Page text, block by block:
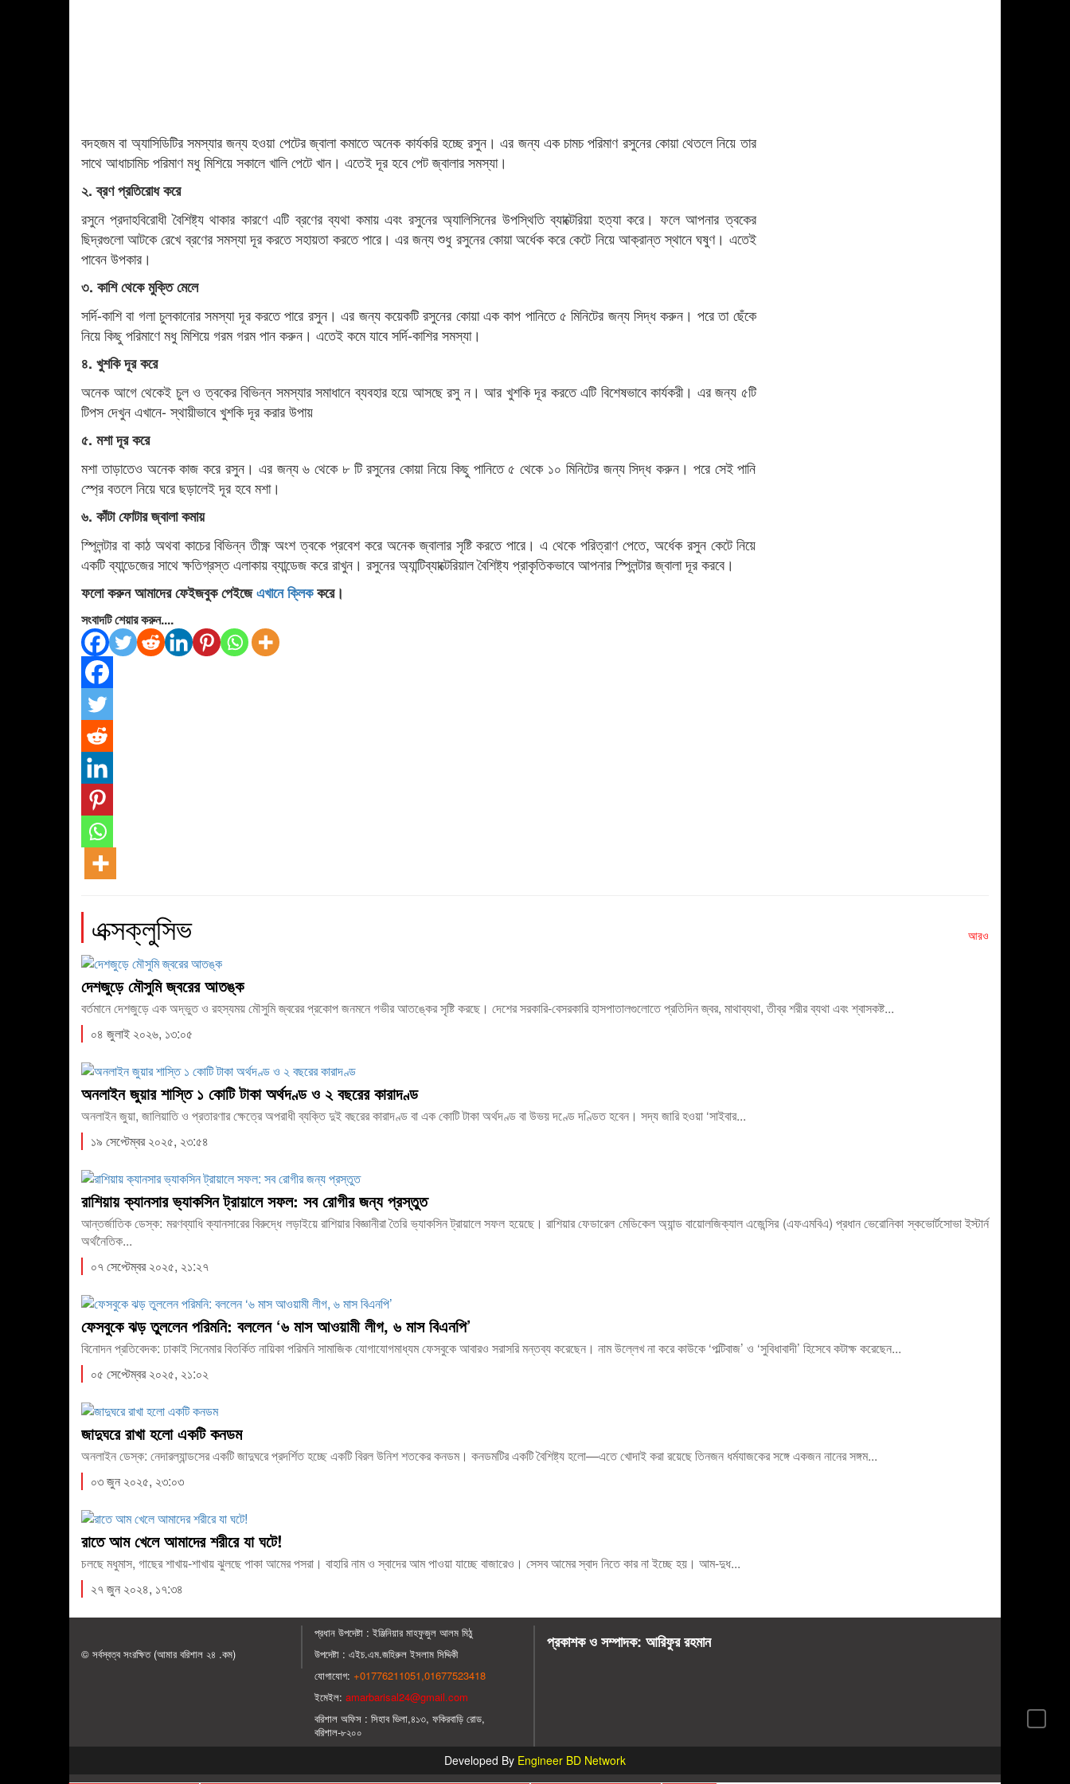
বদহজম বা অ্যাসিডিটির সমস্যার জন্য হওয়া পেটের জ্বালা কমাতে অনেক কার্যকরি হচ্ছে রসুন। এর জন্য এক চামচ পরিমাণ রসুনের কোয়া থেতলে নিয়ে তার
সাথে আধাচামিচ পরিমাণ মধু মিশিয়ে সকালে খালি পেটে খান। এতেই দূর হবে পেট জ্বালার সমস্যা।
২. ব্রণ প্রতিরোধ করে
রসুনে প্রদাহবিরোধী বৈশিষ্ট্য থাকার কারণে এটি ব্রণের ব্যথা কমায় এবং রসুনের অ্যালিসিনের উপস্থিতি ব্যাক্টেরিয়া হত্যা করে। ফলে আপনার ত্বকের
ছিদ্রগুলো আটকে রেখে ব্রণের সমস্যা দূর করতে সহায়তা করতে পারে। এর জন্য শুধু রসুনের কোয়া অর্ধেক করে কেটে নিয়ে আক্রান্ত স্থানে ঘষুণ। এতেই
পাবেন উপকার।
৩. কাশি থেকে মুক্তি মেলে
সর্দি-কাশি বা গলা চুলকানোর সমস্যা দূর করতে পারে রসুন। এর জন্য কয়েকটি রসুনের কোয়া এক কাপ পানিতে ৫ মিনিটের জন্য সিদ্ধ করুন। পরে তা ছেঁকে
নিয়ে কিছু পরিমাণে মধু মিশিয়ে গরম গরম পান করুন। এতেই কমে যাবে সর্দি-কাশির সমস্যা।
৪. খুশকি দূর করে
অনেক আগে থেকেই চুল ও ত্বকের বিভিন্ন সমস্যার সমাধানে ব্যবহার হয়ে আসছে রসু ন। আর খুশকি দূর করতে এটি বিশেষভাবে কার্যকরী। এর জন্য ৫টি
টিপস দেখুন এখানে- স্থায়ীভাবে খুশকি দূর করার উপায়
৫. মশা দূর করে
মশা তাড়াতেও অনেক কাজ করে রসুন। এর জন্য ৬ থেকে ৮ টি রসুনের কোয়া নিয়ে কিছু পানিতে ৫ থেকে ১০ মিনিটের জন্য সিদ্ধ করুন। পরে সেই পানি
স্প্রে বতলে নিয়ে ঘরে ছড়ালেই দূর হবে মশা।
৬. কাঁটা ফোটার জ্বালা কমায়
স্প্লিন্টার বা কাঠ অথবা কাচের বিভিন্ন তীক্ষ্ণ অংশ ত্বকে প্রবেশ করে অনেক জ্বালার সৃষ্টি করতে পারে। এ থেকে পরিত্রাণ পেতে, অর্ধেক রসুন কেটে নিয়ে
একটি ব্যান্ডেজের সাথে ক্ষতিগ্রস্ত এলাকায় ব্যান্ডেজ করে রাখুন। রসুনের অ্যান্টিব্যাক্টেরিয়াল বৈশিষ্ট্য প্রাকৃতিকভাবে আপনার স্প্লিন্টার জ্বালা দূর করবে।
ফলো করুন আমাদের ফেইজবুক পেইজেএখানে ক্লিককরে।
সংবাদটি শেয়ার করুন....
এক্সক্লুসিভ আরও
দেশজুড়ে মৌসুমি জ্বরের আতঙ্ক
বর্তমানে দেশজুড়ে এক অদ্ভুত ও রহস্যময় মৌসুমি জ্বরের প্রকোপ জনমনে গভীর আতঙ্কের সৃষ্টি করছে। দেশের সরকারি-বেসরকারি হাসপাতালগুলোতে প্রতিদিন জ্বর, মাথাব্যথা, তীব্র শরীর ব্যথা এবং শ্বাসকষ্ট...
০৪ জুলাই ২০২৬, ১৩:০৫
অনলাইন জুয়ার শাস্তি ১ কোটি টাকা অর্থদণ্ড ও ২ বছরের কারাদণ্ড
অনলাইন জুয়া, জালিয়াতি ও প্রতারণার ক্ষেত্রে অপরাধী ব্যক্তি দুই বছরের কারাদণ্ড বা এক কোটি টাকা অর্থদণ্ড বা উভয় দণ্ডে দণ্ডিত হবেন। সদ্য জারি হওয়া ‘সাইবার...
১৯ সেপ্টেম্বর ২০২৫, ২৩:৫৪
রাশিয়ায় ক্যানসার ভ্যাকসিন ট্রায়ালে সফল: সব রোগীর জন্য প্রস্তুত
আন্তর্জাতিক ডেস্ক: মরণব্যাধি ক্যানসারের বিরুদ্ধে লড়াইয়ে রাশিয়ার বিজ্ঞানীরা তৈরি ভ্যাকসিন ট্রায়ালে সফল হয়েছে। রাশিয়ার ফেডারেল মেডিকেল অ্যান্ড বায়োলজিক্যাল এজেন্সির (এফএমবিএ) প্রধান ভেরোনিকা স্কভোর্টসোভা ইস্টার্ন
অর্থনৈতিক...
০৭ সেপ্টেম্বর ২০২৫, ২১:২৭
ফেসবুকে ঝড় তুললেন পরিমনি: বললেন ‘৬ মাস আওয়ামী লীগ, ৬ মাস বিএনপি’
বিনোদন প্রতিবেদক: ঢাকাই সিনেমার বিতর্কিত নায়িকা পরিমনি সামাজিক যোগাযোগমাধ্যম ফেসবুকে আবারও সরাসরি মন্তব্য করেছেন। নাম উল্লেখ না করে কাউকে ‘পল্টিবাজ’ ও ‘সুবিধাবাদী’ হিসেবে কটাক্ষ করেছেন...
০৫ সেপ্টেম্বর ২০২৫, ২১:০২
জাদুঘরে রাখা হলো একটি কনডম
অনলাইন ডেস্ক: নেদারল্যান্ডসের একটি জাদুঘরে প্রদর্শিত হচ্ছে একটি বিরল উনিশ শতকের কনডম। কনডমটির একটি বৈশিষ্ট্য হলো—এতে খোদাই করা রয়েছে তিনজন ধর্মযাজকের সঙ্গে একজন নানের সঙ্গম...
০৩ জুন ২০২৫, ২৩:০৩
রাতে আম খেলে আমাদের শরীরে যা ঘটে!
চলছে মধুমাস, গাছের শাখায়-শাখায় ঝুলছে পাকা আমের পসরা। বাহারি নাম ও স্বাদের আম পাওয়া যাচ্ছে বাজারেও। সেসব আমের স্বাদ নিতে কার না ইচ্ছে হয়। আম-দুধ...
২৭ জুন ২০২৪, ১৭:৩৪
© সর্বস্বত্ব সংরক্ষিত (আমার বরিশাল ২৪ .কম)
প্রধান ‍উপদেষ্টা : ‍ইঞ্জিনিয়ার মাহফুজুল আলম মিঠু
উপদেষ্টা : এইচ.এম.জহিরুল ইসলাম সিদ্দিকী
যোগাযোগ: +01776211051,01677523418
ইমেইল: amarbarisal24@gmail.com
বরিশাল অফিস : সিহাব ভিলা,৪১৩, ফকিরবাড়ি রোড,
বরিশাল-৮২০০
প্রকাশক ও সম্পাদক: আরিফুর রহমান
Developed By Engineer BD Network